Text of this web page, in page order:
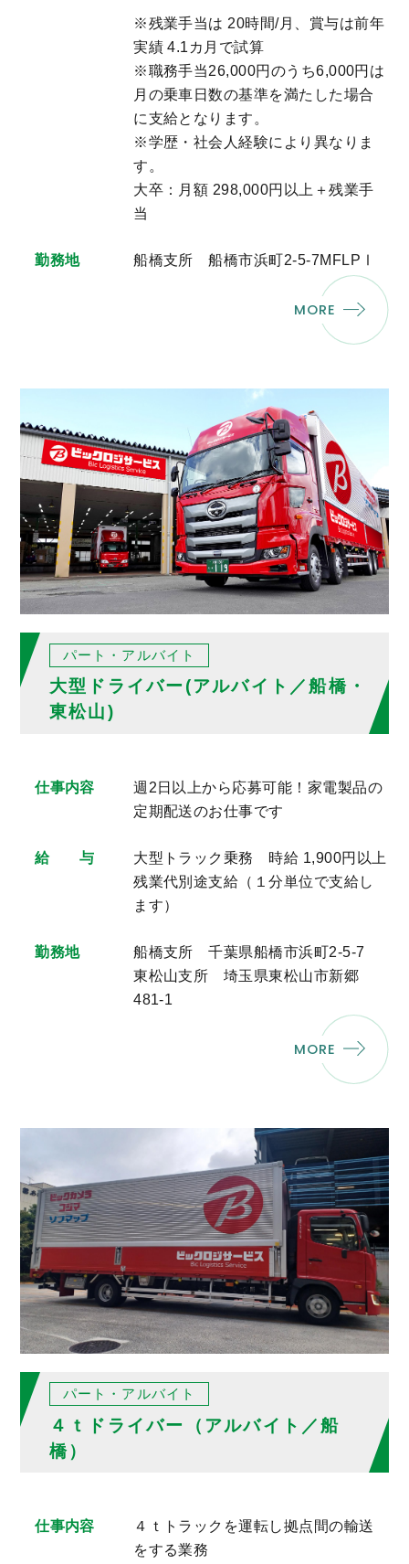
※残業手当は 20時間/月、賞与は前年
実績 4.1カ月で試算
※職務手当26,000円のうち6,000円は
月の乗車日数の基準を満たした場合
に支給となります。
※学歴・社会人経験により異なりま
す。
大卒：月額 298,000円以上＋残業手
当
勤務地 船橋支所 船橋市浜町2-5-7MFLPⅠ
MORE
パート・アルバイト
大型ドライバー(アルバイト／船橋・
東松山)
仕事内容
週2日以上から応募可能！家電製品の
定期配送のお仕事です
給 与
大型トラック乗務 時給 1,900円以上
残業代別途支給（１分単位で支給し
ます）
勤務地
船橋支所 千葉県船橋市浜町2-5-7
東松山支所 埼玉県東松山市新郷
481-1
MORE
パート・アルバイト
４ｔドライバー（アルバイト／船
橋）
仕事内容
４ｔトラックを運転し拠点間の輸送
をする業務